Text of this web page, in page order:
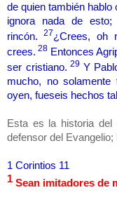
de quien también
ignora nada de
rincón. 27¿Crees, oh
crees. 28 Entonces
ser cristiano. 29 Y
mucho, no
oyen, fueseis hechos
Esta es la historia del
defensor del
1 Corintios 11
1 Sean imitadores de